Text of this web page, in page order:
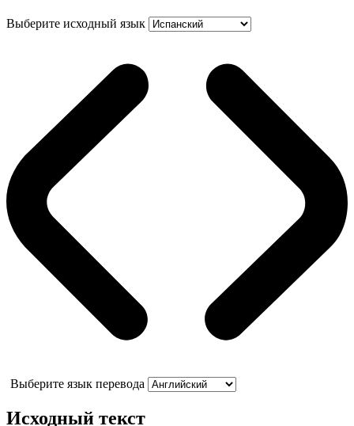
Выберите исходный язык
Выберите язык перевода
Исходный текст